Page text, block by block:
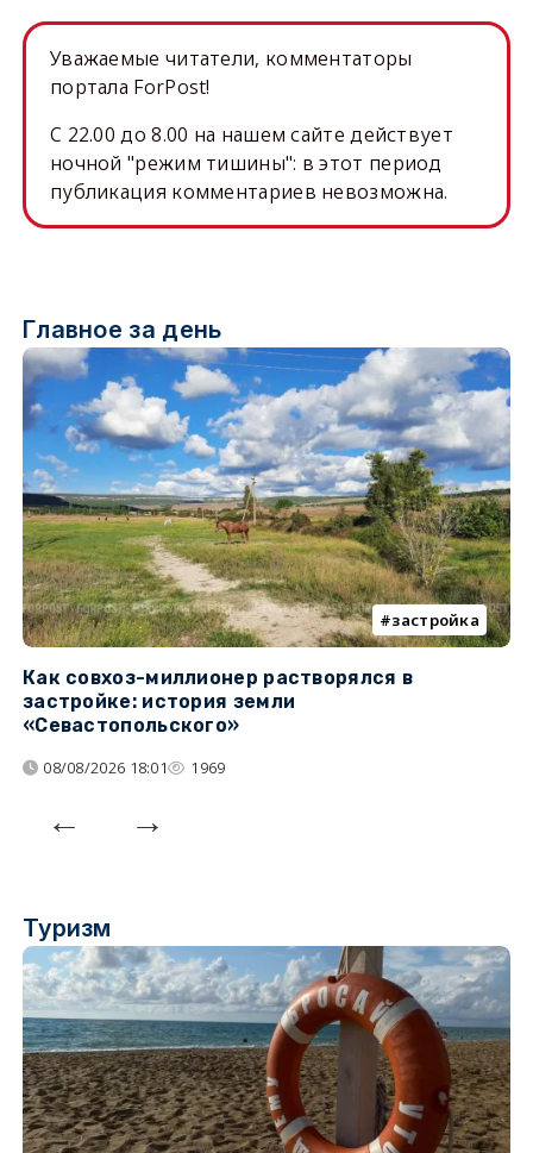
Уважаемые читатели, комментаторы
портала ForPost!
C 22.00 до 8.00 на нашем сайте действует
ночной "режим тишины": в этот период
публикация комментариев невозможна.
Главное за день
застройка
Как совхоз-миллионер растворялся в
застройке: история земли
«Севастопольского»
08/08/2026 18:01 1969
Туризм